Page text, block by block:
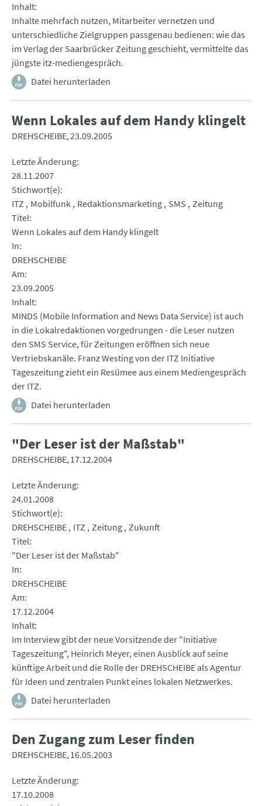
Inhalt
Inhalte mehrfach nutzen, Mitarbeiter vernetzen und
unterschiedliche Zielgruppen passgenau bedienen: wie das
im Verlag der Saarbrücker Zeitung geschieht, vermittelte das
jüngste itz-mediengespräch.
Datei herunterladen
Wenn Lokales auf dem Handy klingelt
DREHSCHEIBE 23.09.2005
Letzte Änderung
28.11.2007
Stichwort(e)
ITZ
Mobilfunk Redaktionsmarketing SMS Zeitung
Titel
Wenn Lokales auf dem Handy klingelt
In
DREHSCHEIBE
Am
23.09.2005
Inhalt
MINDS (Mobile Information and News Data Service) ist auch
in die Lokalredaktionen vorgedrungen - die Leser nutzen
den SMS Service, für Zeitungen eröffnen sich neue
Vertriebskanäle. Franz Westing von der ITZ Initiative
Tageszeitung zieht ein Resümee aus einem Mediengespräch
der ITZ.
Datei herunterladen
"Der Leser ist der Maßstab"
DREHSCHEIBE 17.12.2004
Letzte Änderung
24.01.2008
Stichwort(e)
DREHSCHEIBE ITZ Zeitung Zukunft
Titel
"Der Leser ist der Maßstab"
In
DREHSCHEIBE
Am
17.12.2004
Inhalt
Im Interview gibt der neue Vorsitzende der "Initiative
Tageszeitung", Heinrich Meyer, einen Ausblick auf seine
künftige Arbeit und die Rolle der DREHSCHEIBE als Agentur
für Ideen und zentralen Punkt eines lokalen Netzwerkes.
Datei herunterladen
Den Zugang zum Leser finden
DREHSCHEIBE 16.05.2003
Letzte Änderung
17.10.2008